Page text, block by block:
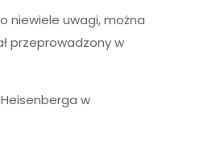
niewiele uwagi, można
przeprowadzony w
w